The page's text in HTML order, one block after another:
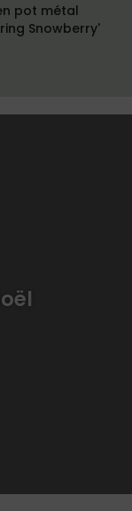
pot métal
Snowberry'